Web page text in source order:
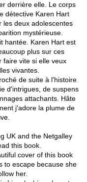
derrière elle. Le corps
détective Karen Hart
les deux adolescentes
mystérieuse.
hantée. Karen Hart est
plus sur ces
faire vite si elle veux
vivantes.
de suite à l'histoire
d'intrigues, de suspens
attachants. Hâte
j'adore la plume de
UK and the Netgalley
this book.
cover of this book
to escape because she
her.